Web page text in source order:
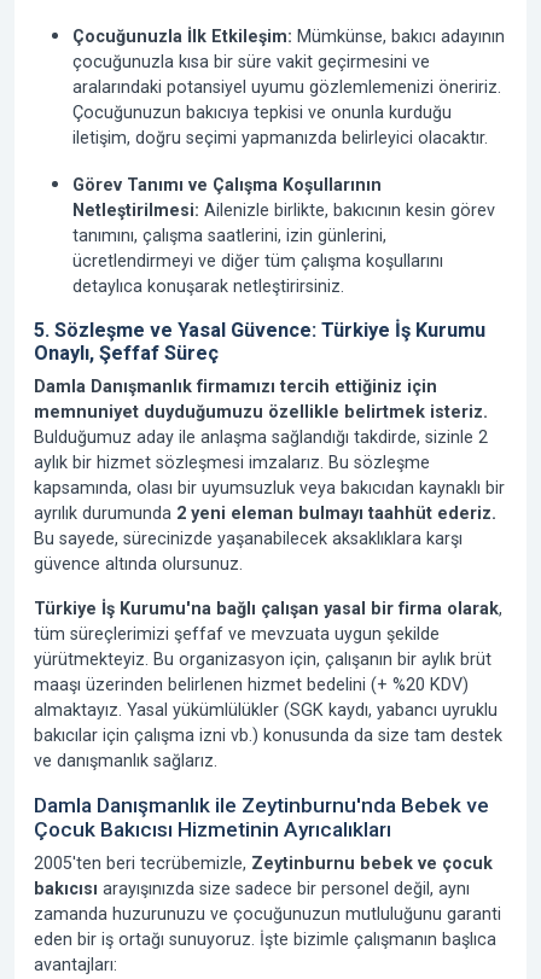
Çocuğunuzla İlk Etkileşim: Mümkünse, bakıcı adayının
çocuğunuzla kısa bir süre vakit geçirmesini ve
aralarındaki potansiyel uyumu gözlemlemenizi öneririz.
Çocuğunuzun bakıcıya tepkisi ve onunla kurduğu
iletişim, doğru seçimi yapmanızda belirleyici olacaktır.
Görev Tanımı ve Çalışma Koşullarının
Netleştirilmesi: Ailenizle birlikte, bakıcının kesin görev
tanımını, çalışma saatlerini, izin günlerini,
ücretlendirmeyi ve diğer tüm çalışma koşullarını
detaylıca konuşarak netleştirirsiniz.
5. Sözleşme ve Yasal Güvence: Türkiye İş Kurumu
Onaylı, Şeffaf Süreç
Damla Danışmanlık firmamızı tercih ettiğiniz için
memnuniyet duyduğumuzu özellikle belirtmek isteriz.
Bulduğumuz aday ile anlaşma sağlandığı takdirde, sizinle 2
aylık bir hizmet sözleşmesi imzalarız. Bu sözleşme
kapsamında, olası bir uyumsuzluk veya bakıcıdan kaynaklı bir
ayrılık durumunda 2 yeni eleman bulmayı taahhüt ederiz.
Bu sayede, sürecinizde yaşanabilecek aksaklıklara karşı
güvence altında olursunuz.
Türkiye İş Kurumu'na bağlı çalışan yasal bir firma olarak,
tüm süreçlerimizi şeffaf ve mevzuata uygun şekilde
yürütmekteyiz. Bu organizasyon için, çalışanın bir aylık brüt
maaşı üzerinden belirlenen hizmet bedelini (+ %20 KDV)
almaktayız. Yasal yükümlülükler (SGK kaydı, yabancı uyruklu
bakıcılar için çalışma izni vb.) konusunda da size tam destek
ve danışmanlık sağlarız.
Damla Danışmanlık ile Zeytinburnu'nda Bebek ve
Çocuk Bakıcısı Hizmetinin Ayrıcalıkları
2005'ten beri tecrübemizle, Zeytinburnu bebek ve çocuk
bakıcısı arayışınızda size sadece bir personel değil, aynı
zamanda huzurunuzu ve çocuğunuzun mutluluğunu garanti
eden bir iş ortağı sunuyoruz. İşte bizimle çalışmanın başlıca
avantajları: